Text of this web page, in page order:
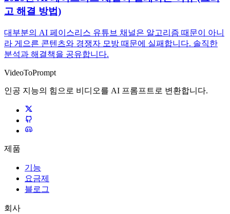
고 해결 방법)
대부분의 AI 페이스리스 유튜브 채널은 알고리즘 때문이 아니
라 게으른 콘텐츠와 경쟁자 모방 때문에 실패합니다. 솔직한
분석과 해결책을 공유합니다.
VideoToPrompt
인공 지능의 힘으로 비디오를 AI 프롬프트로 변환합니다.
제품
기능
요금제
블로그
회사